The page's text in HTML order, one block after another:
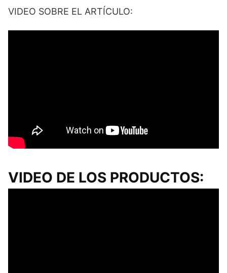
VIDEO SOBRE EL ARTÍCULO:
VIDEO DE LOS PRODUCTOS: